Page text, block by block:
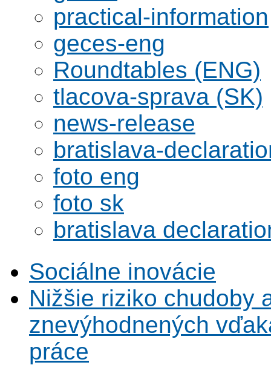
practical-information
geces-eng
Roundtables (ENG)
tlacova-sprava (SK)
news-release
bratislava-
foto eng
foto sk
bratislava
Sociálne inovácie
Nižšie riziko chudoby
znevýhodnených
práce